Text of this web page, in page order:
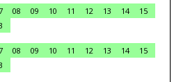
08 09 10 11 12 13 14
15
08 09 10 11 12 13 14
15